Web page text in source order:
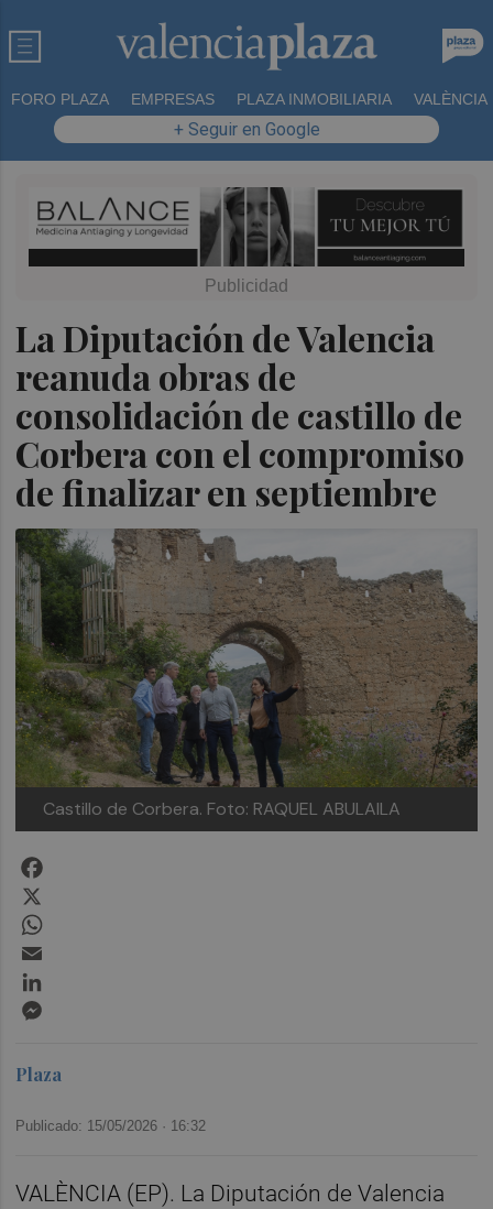
FORO PLAZA EMPRESAS PLAZA INMOBILIARIA VALÈNCIA
+ Seguir en Google
La Diputación de Valencia
reanuda obras de
consolidación de castillo de
Corbera con el compromiso
de finalizar en septiembre
Castillo de Corbera. Foto: RAQUEL ABULAILA
Plaza
Publicado: 15/05/2026 · 16:32
VALÈNCIA (EP). La Diputación de Valencia